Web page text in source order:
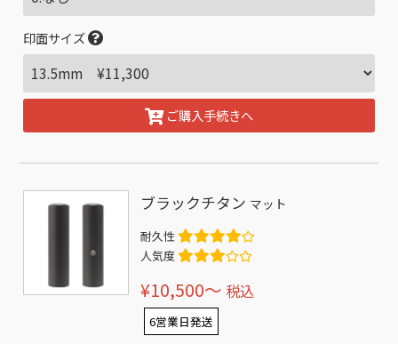
印面サイズ
ご購入手続きへ
ブラックチタン マット
耐久性
人気度
¥10,500〜 税込
6営業日発送